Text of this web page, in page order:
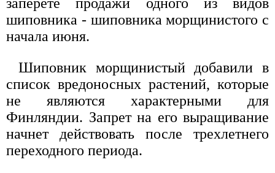
шиповника - шиповника морщинистого с
начала июня.
Шиповник морщинистый добавили в
список вредоносных растений, которые
не являются характерными для
Финляндии. Запрет на его выращивание
начнет действовать после трехлетнего
переходного периода.